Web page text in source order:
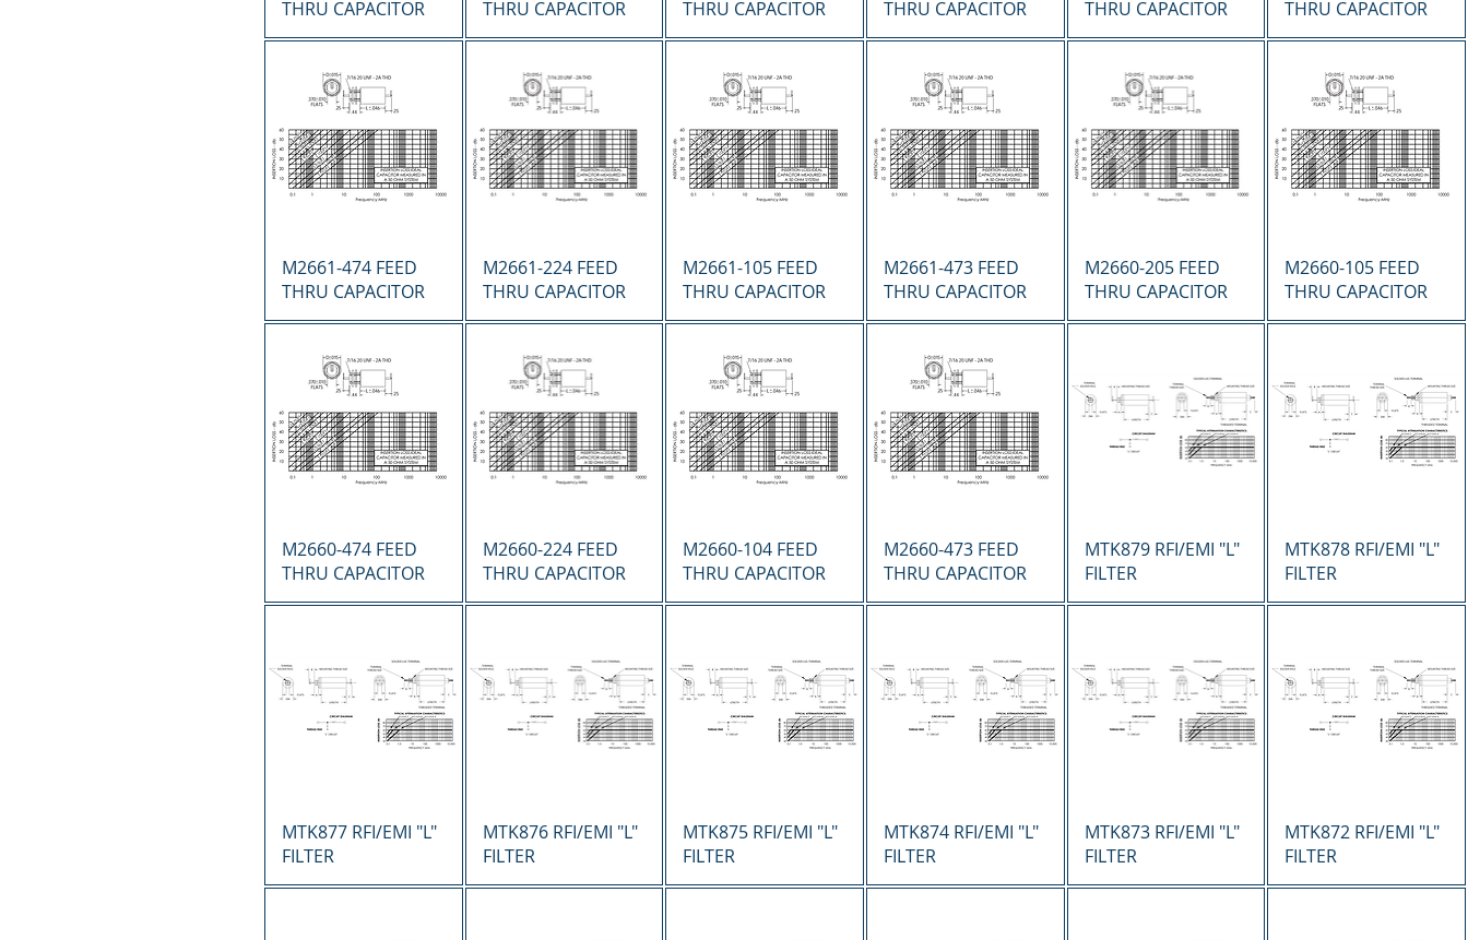
THRU CAPACITOR
THRU CAPACITOR
THRU CAPACITOR
THRU CAPACITOR
THRU CAPACITOR
THRU CAPACITOR
Vista rápida
M2661-474 FEED
THRU CAPACITOR
Vista rápida
M2661-224 FEED
THRU CAPACITOR
Vista rápida
M2661-105 FEED
THRU CAPACITOR
Vista rápida
M2661-473 FEED
THRU CAPACITOR
Vista rápida
M2660-205 FEED
THRU CAPACITOR
Vista rápida
M2660-105 FEED
THRU CAPACITOR
Vista rápida
M2660-474 FEED
THRU CAPACITOR
Vista rápida
M2660-224 FEED
THRU CAPACITOR
Vista rápida
M2660-104 FEED
THRU CAPACITOR
Vista rápida
M2660-473 FEED
THRU CAPACITOR
Vista rápida
MTK879 RFI/EMI "L"
FILTER
Vista rápida
MTK878 RFI/EMI "L"
FILTER
Vista rápida
MTK877 RFI/EMI "L"
FILTER
Vista rápida
MTK876 RFI/EMI "L"
FILTER
Vista rápida
MTK875 RFI/EMI "L"
FILTER
Vista rápida
MTK874 RFI/EMI "L"
FILTER
Vista rápida
MTK873 RFI/EMI "L"
FILTER
Vista rápida
MTK872 RFI/EMI "L"
FILTER